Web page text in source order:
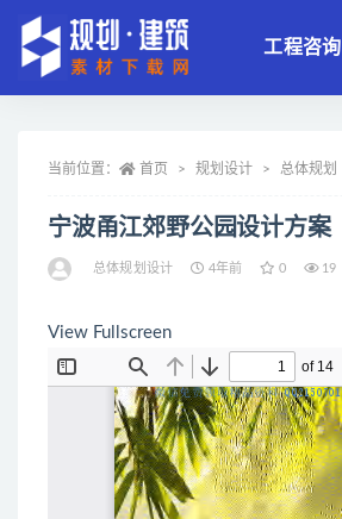
工程咨询
当前位置： 首页 规划设计 总体规划
宁波甬江郊野公园设计方案
总体规划设计 4年前 0 19
View Fullscreen